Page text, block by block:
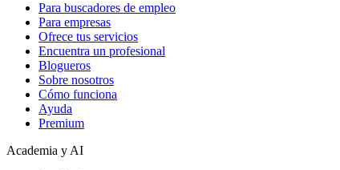
Para buscadores de empleo
Para empresas
Ofrece tus servicios
Encuentra un profesional
Blogueros
Sobre nosotros
Cómo funciona
Ayuda
Premium
Academia y AI